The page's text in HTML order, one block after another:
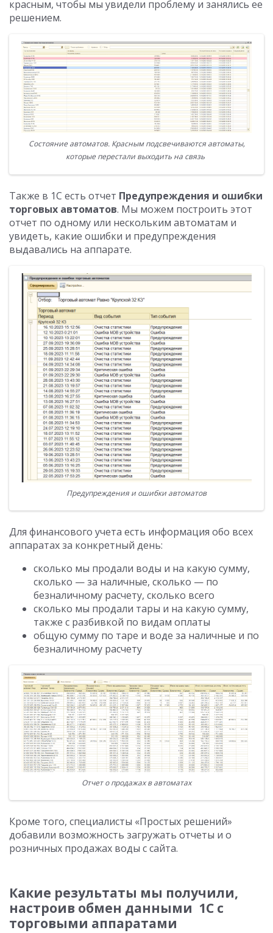
красным, чтобы мы увидели проблему и занялись ее
решением.
Состояние автоматов. Красным подсвечиваются автоматы,
которые перестали выходить на связь
Также в 1С есть отчет Предупреждения и ошибки
торговых автоматов. Мы можем построить этот
отчет по одному или нескольким автоматам и
увидеть, какие ошибки и предупреждения
выдавались на аппарате.
Предупреждения и ошибки автоматов
Для финансового учета есть информация обо всех
аппаратах за конкретный день:
сколько мы продали воды и на какую сумму,
сколько — за наличные, сколько — по
безналичному расчету, сколько всего
сколько мы продали тары и на какую сумму,
также с разбивкой по видам оплаты
общую сумму по таре и воде за наличные и по
безналичному расчету
Отчет о продажах в автоматах
Кроме того, специалисты «Простых решений»
добавили возможность загружать отчеты и о
розничных продажах воды с сайта.
Какие результаты мы получили,
настроив обмен данными 1С с
торговыми аппаратами